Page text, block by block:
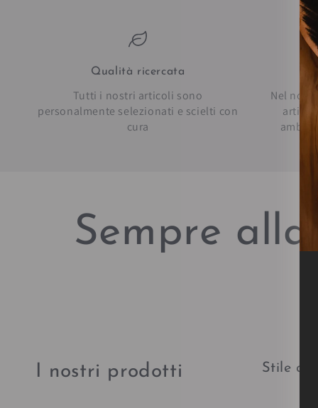
Qualità ricercata
Tutti i nostri articoli sono
personalmente selezionati e scielti con
cura
Nel
Sempre
I nostri prodotti Stile